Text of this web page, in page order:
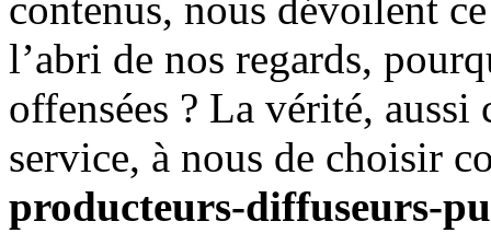
contenus, nous dévoilent
l’abri de nos regards,
offensées ? La vérité,
service, à nous de choisir
producteurs-diffuseurs-